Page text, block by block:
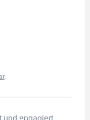
.
und engagiert.